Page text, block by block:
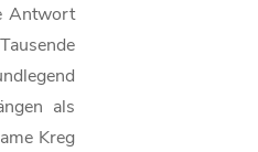
Antwort
als
Kreg